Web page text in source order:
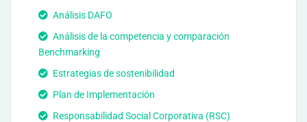
Análisis DAFO
Análisis de la competencia y comparación
Benchmarking
Estrategias de sostenibilidad
Plan de Implementación
Responsabilidad Social Corporativa (RSC)